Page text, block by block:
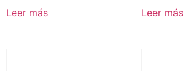
Leer más Leer más